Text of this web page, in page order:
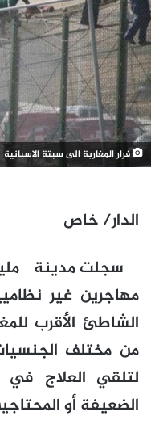
فرار المغاربة الى سبتة الاسبانية
الدار/ خاص
سجلت مدينة
مهاجرين غير
من مختلف
لتلقي العلاج
الضعيفة أو